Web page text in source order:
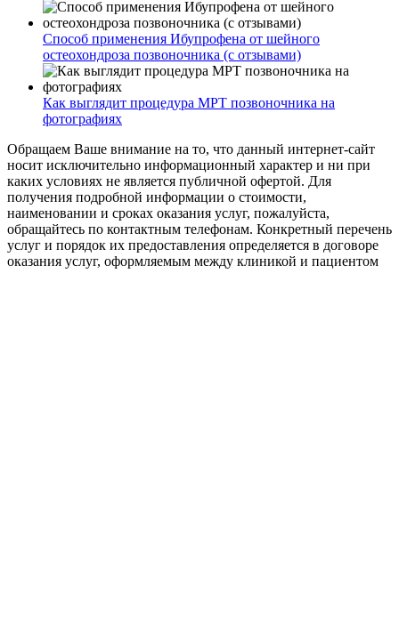
Способ применения Ибупрофена от шейного
остеохондроза позвоночника (с отзывами)
Как выглядит процедура МРТ позвоночника на
фотографиях
Обращаем Ваше внимание на то, что данный интернет-сайт
носит исключительно информационный характер и ни при
каких условиях не является публичной офертой. Для
получения подробной информации о стоимости,
наименовании и сроках оказания услуг, пожалуйста,
обращайтесь по контактным телефонам. Конкретный перечень
услуг и порядок их предоставления определяется в договоре
оказания услуг, оформляемым между клиникой и пациентом